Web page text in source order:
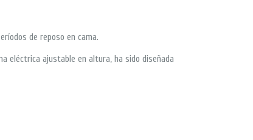
de reposo en cama.
eléctrica ajustable en altura, ha sido diseñada